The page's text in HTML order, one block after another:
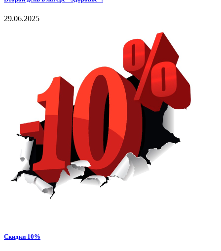
29.06.2025
Скидки 10%